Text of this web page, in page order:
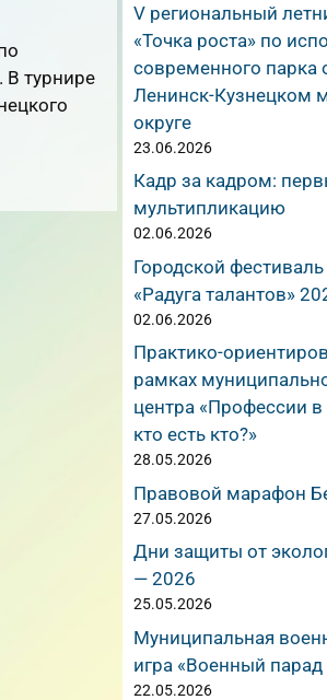
В турнире
V региональный
«Точка роста» по
современного парка
Ленинск-Кузнецком
округе
23.06.2026
Кадр за кадром:
мультипликацию
02.06.2026
Городской
«Радуга талантов»
02.06.2026
Практико-
рамках
центра «Профессии в
кто есть кто?»
28.05.2026
Правовой марафон
27.05.2026
Дни защиты от
— 2026
25.05.2026
Муниципальная
игра «Военный
22.05.2026